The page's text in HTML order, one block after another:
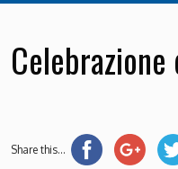
Share this...